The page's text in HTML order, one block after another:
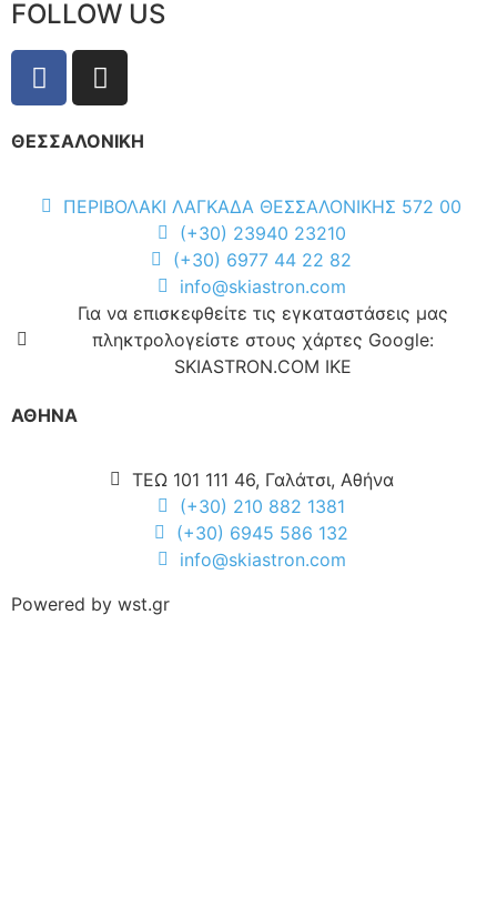
FOLLOW US
ΘΕΣΣΑΛΟΝΙΚΗ
ΠΕΡΙΒΟΛΑΚΙ ΛΑΓΚΑΔΑ ΘΕΣΣΑΛΟΝΙΚΗΣ 572 00
(+30) 23940 23210
(+30) 6977 44 22 82
info@skiastron.com
Για να επισκεφθείτε τις εγκαταστάσεις μας
πληκτρολογείστε στους χάρτες Google:
SKIASTRON.COM IKE
ΑΘΗΝΑ
ΤΕΩ 101 111 46, Γαλάτσι, Αθήνα
(+30) 210 882 1381
(+30) 6945 586 132
info@skiastron.com
Powered by wst.gr